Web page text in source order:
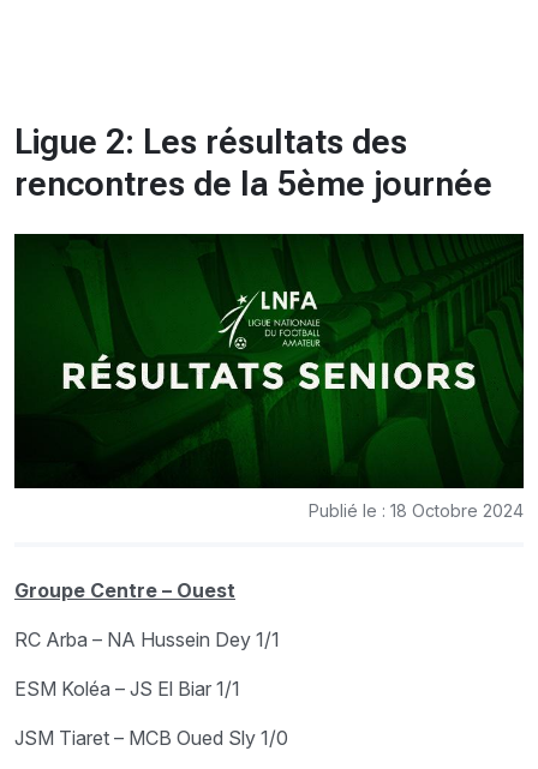
Ligue 2: Les résultats des
rencontres de la 5ème journée
Publié le : 18 Octobre 2024
Groupe Centre – Ouest
RC Arba – NA Hussein Dey 1/1
ESM Koléa – JS El Biar 1/1
JSM Tiaret – MCB Oued Sly 1/0